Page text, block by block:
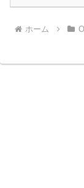
ホーム